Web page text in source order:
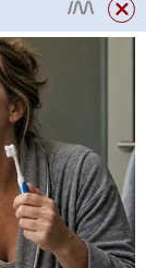
oleje
lžičky